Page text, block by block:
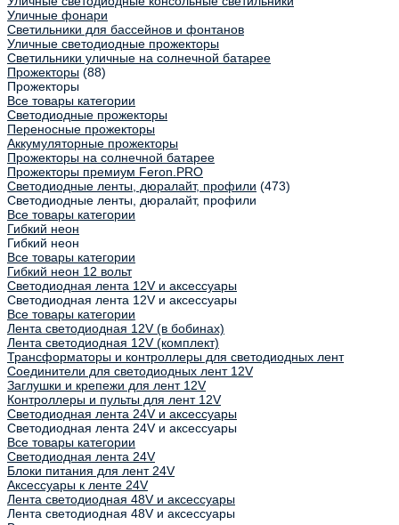
Уличные фонари
Светильники для бассейнов и фонтанов
Уличные светодиодные прожекторы
Светильники уличные на солнечной батарее
Прожекторы (88)
Прожекторы
Все товары категории
Светодиодные прожекторы
Переносные прожекторы
Аккумуляторные прожекторы
Прожекторы на солнечной батарее
Прожекторы премиум Feron.PRO
Светодиодные ленты, дюралайт, профили (473)
Светодиодные ленты, дюралайт, профили
Все товары категории
Гибкий неон
Гибкий неон
Все товары категории
Гибкий неон 12 вольт
Светодиодная лента 12V и аксессуары
Светодиодная лента 12V и аксессуары
Все товары категории
Лента светодиодная 12V (в бобинах)
Лента светодиодная 12V (комплект)
Трансформаторы и контроллеры для светодиодных лент
Соединители для светодиодных лент 12V
Заглушки и крепежи для лент 12V
Контроллеры и пульты для лент 12V
Светодиодная лента 24V и аксессуары
Светодиодная лента 24V и аксессуары
Все товары категории
Светодиодная лента 24V
Блоки питания для лент 24V
Аксессуары к ленте 24V
Лента светодиодная 48V и аксессуары
Лента светодиодная 48V и аксессуары